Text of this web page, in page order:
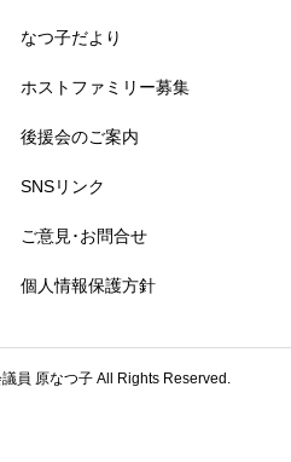
なつ子だより
ホストファミリー募集
後援会のご案内
SNSリンク
ご意見･お問合せ
個人情報保護方針
員 原なつ子 All Rights Reserved.